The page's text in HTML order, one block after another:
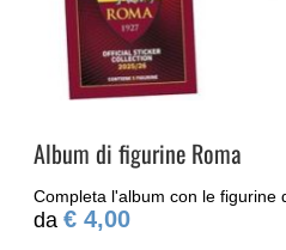
Album di figurine Roma
Completa l'album con le figurine
€ 4,00